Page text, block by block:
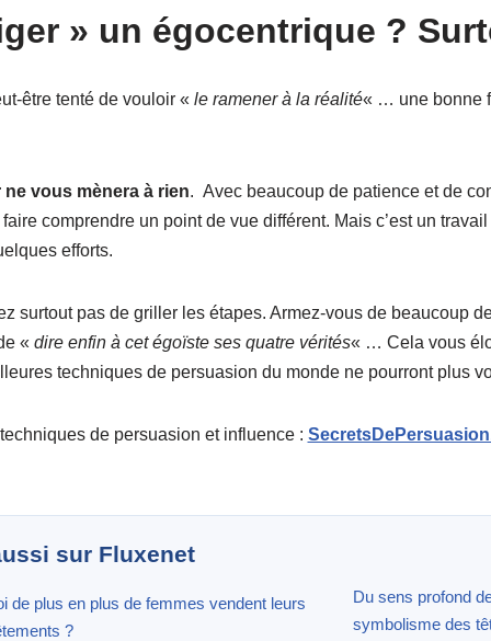
» un égocentrique ?
être tenté de vouloir « le ramener à la réalité« … une bonne
vous mènera à rien. Avec beaucoup de patience et de
comprendre un point de vue différent. Mais c’est un
efforts.
surtout pas de griller les étapes. Armez-vous de beaucoup
« dire enfin à cet égoïste ses quatre vérités« … Cela vous
techniques de persuasion du monde ne pourront plus
techniques de persuasion et influence :
sur Fluxenet
de plus en plus de femmes vendent leurs
?
Du sens profond
symbolisme des